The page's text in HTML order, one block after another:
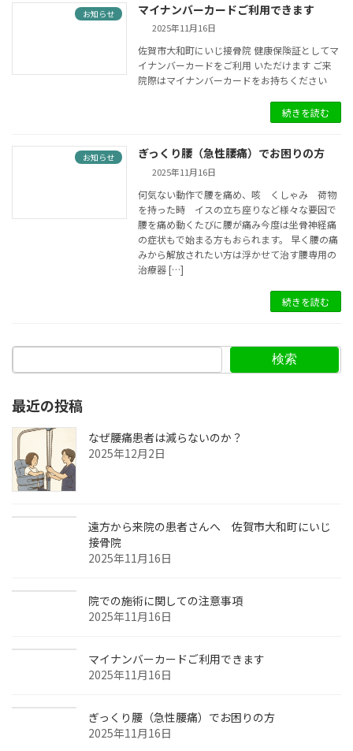
お知らせ マイナンバーカードご利用できます
2025年11月16日
佐賀市大和町にいじ接骨院 健康保険証としてマ
イナンバーカードをご利用 いただけます ご来
院際はマイナンバーカードをお持ちください
続きを読む
お知らせ ぎっくり腰（急性腰痛）でお困りの方
2025年11月16日
何気ない動作で腰を痛め、咳 くしゃみ 荷物
を持った時 イスの立ち座りなど様々な要因で
腰を痛め動くたびに腰が痛み今度は坐骨神経痛
の症状もで始まる方もおられます。 早く腰の痛
みから解放されたい方は浮かせて治す腰専用の
治療器 […]
続きを読む
検索
最近の投稿
なぜ腰痛患者は減らないのか？
2025年12月2日
遠方から来院の患者さんへ 佐賀市大和町にいじ
接骨院
2025年11月16日
院での施術に関しての注意事項
2025年11月16日
マイナンバーカードご利用できます
2025年11月16日
ぎっくり腰（急性腰痛）でお困りの方
2025年11月16日